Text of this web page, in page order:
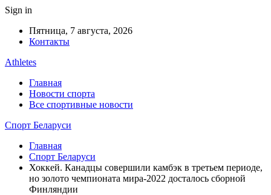
Sign in
Пятница, 7 августа, 2026
Контакты
Athletes
Главная
Новости спорта
Все спортивные новости
Спорт Беларуси
Главная
Спорт Беларуси
Хоккей. Канадцы совершили камбэк в третьем периоде,
но золото чемпионата мира-2022 досталось сборной
Финляндии